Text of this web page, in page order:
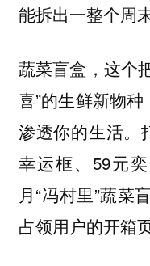
能拆出一整个周
蔬菜盲盒，这个
喜”的生鲜新物
渗透你的生活。
幸运框、59元
月“冯村里”蔬菜
占领用户的开箱页